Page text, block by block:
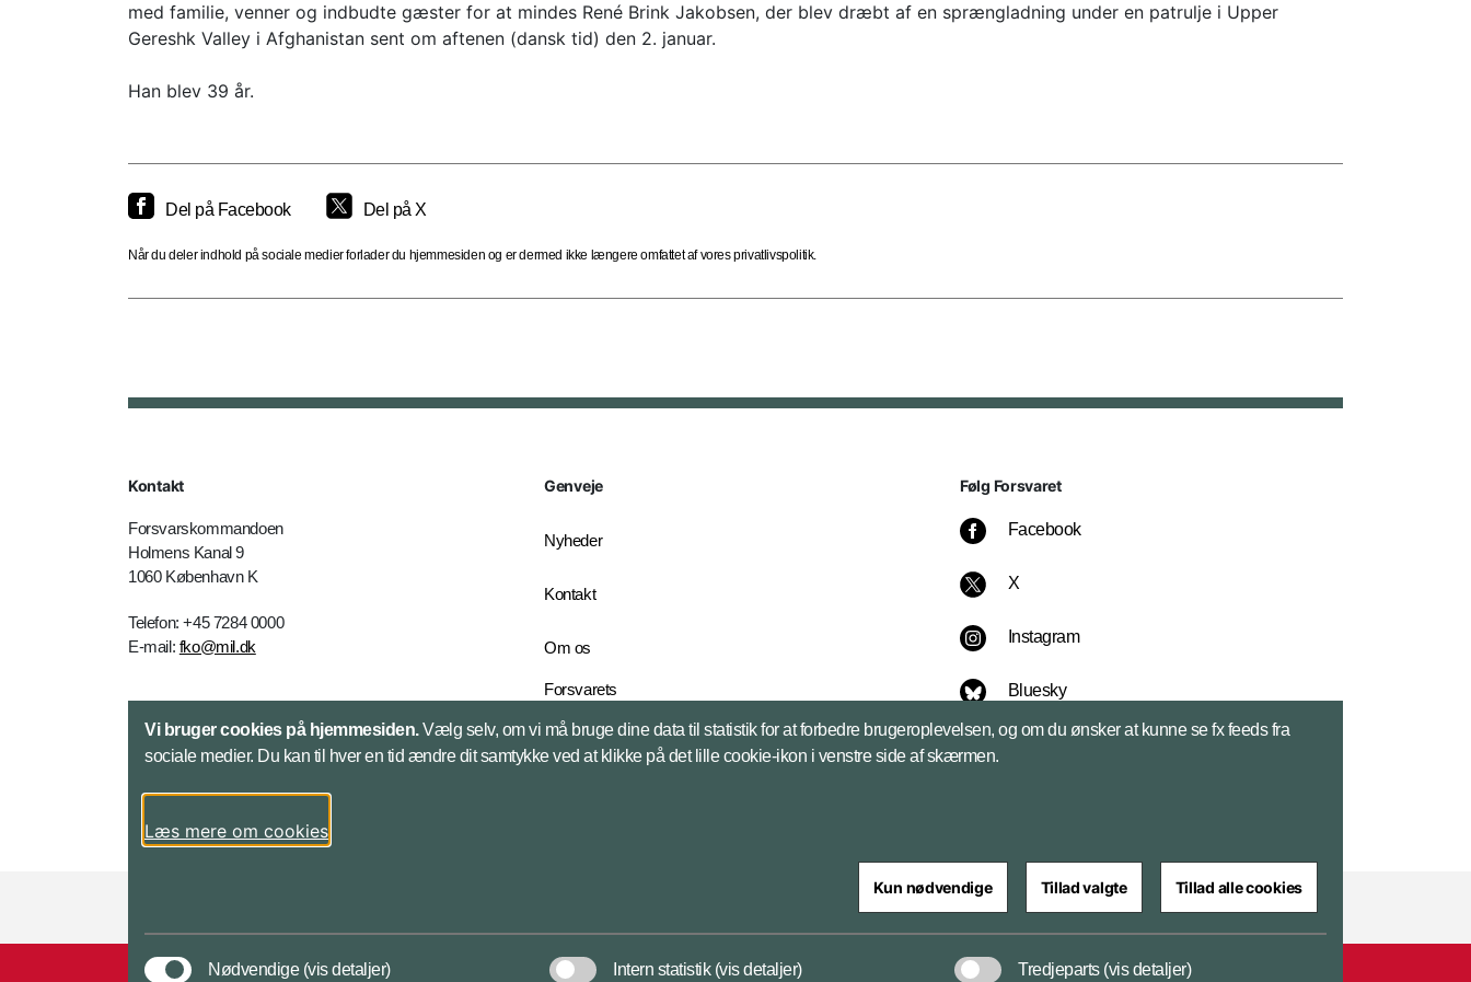
med familie, venner og indbudte gæster for at mindes René Brink Jakobsen, der blev dræbt af en sprængladning under en patrulje i Upper
Gereshk Valley i Afghanistan sent om aftenen (dansk tid) den 2. januar.
Han blev 39 år.
Del på Facebook Del på X
Når du deler indhold på sociale medier forlader du hjemmesiden og er dermed ikke længere omfattet af vores privatlivspolitik.
Kontakt
Forsvarskommandoen
Holmens Kanal 9
1060 København K
Telefon: +45 7284 0000
E-mail: fko@mil.dk
Kontakt
Genveje
Nyheder
Kontakt
Om os
Forsvarets
English Edition
Følg Forsvaret
Facebook
X
Instagram
Bluesky
LinkedIn
Databeskyttelse og ansvar Cookiepolitik Tilgængelighedserklæring
Vi bruger cookies på hjemmesiden.Vælg selv, om vi må bruge dine data til statistik for at forbedre brugeroplevelsen, og om du ønsker at kunne se fx feeds fra
sociale medier. Du kan til hver en tid ændre dit samtykke ved at klikke på det lille cookie-ikon i venstre side af skærmen.
Læs mere om cookies
Kun nødvendige Tillad valgte Tillad alle cookies
Nødvendige (vis detaljer) Intern statistik (vis detaljer) Tredjeparts (vis detaljer)